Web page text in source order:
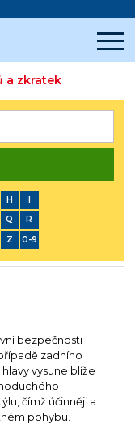
a zkratek
H
I
Q
R
Z 0-9
bezpečnosti
zadního
vysune blíže
čímž účinněji a
pohybu.